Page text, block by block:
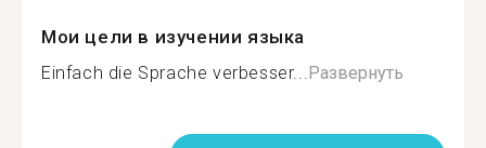
Мои цели в изучении языка
Einfach die Sprache verbesser...Развернуть